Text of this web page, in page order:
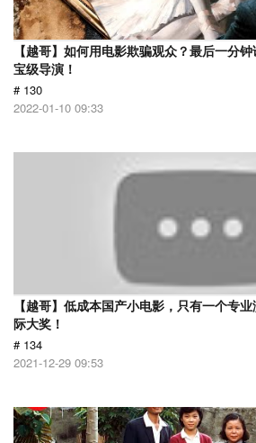
【越哥】如何用电影欺骗观众？最后一分
宝级导演！
# 130
2022-01-10 09:33
【越哥】低成本国产小电影，只有一个专
际大奖！
# 134
2021-12-29 09:53